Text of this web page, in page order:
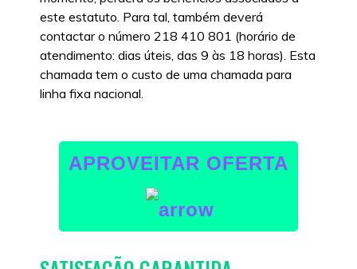
este estatuto. Para tal, também deverá
contactar o número 218 410 801 (horário de
atendimento: dias úteis, das 9 às 18 horas). Esta
chamada tem o custo de uma chamada para
linha fixa nacional.
APROVEITAR OFERTA